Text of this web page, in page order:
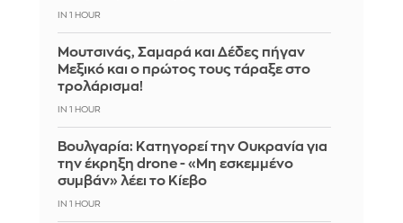
IN 1 HOUR
Μουτσινάς, Σαμαρά και Δέδες πήγαν
Μεξικό και ο πρώτος τους τάραξε στο
τρολάρισμα!
IN 1 HOUR
Βουλγαρία: Κατηγορεί την Ουκρανία για
την έκρηξη drone - «Μη εσκεμμένο
συμβάν» λέει το Κίεβο
IN 1 HOUR